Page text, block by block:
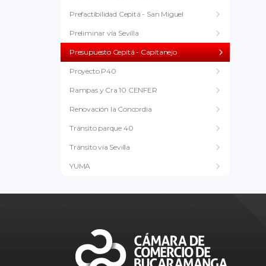
Prefactibilidad Cepitá - San Miguel
Preliminar vía Sevilla
Presupuesto Cepitá - Capitanejo
Proyecto P40
Rampas y Cra 10 CENFER
Renovación la Concordia
Tránsito parque 40
Tránsito vía Sevilla
YUMA